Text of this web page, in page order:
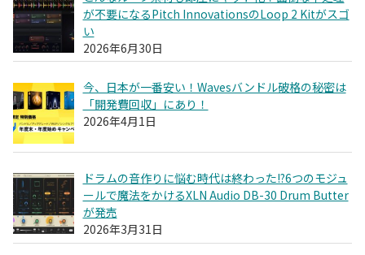
が不要になるPitch InnovationsのLoop 2 Kitがスゴ
い
2026年6月30日
今、日本が一番安い！Wavesバンドル破格の秘密は
「開発費回収」にあり！
2026年4月1日
ドラムの音作りに悩む時代は終わった!?6つのモジュ
ールで魔法をかけるXLN Audio DB-30 Drum Butter
が発売
2026年3月31日